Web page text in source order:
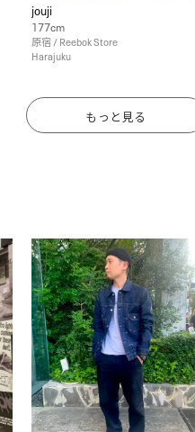
jouji
177cm
原宿 / Reebok Store
Harajuku
もっと見る